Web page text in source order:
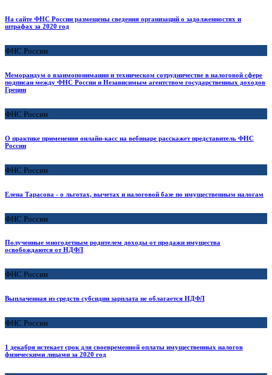
На сайте ФНС России размещены сведения организаций о задолженностях и
штрафах за 2020 год
ФНС России
Меморандум о взаимопонимании и техническом сотрудничестве в налоговой сфере
подписан между ФНС России и Независимым агентством государственных доходов
Греции
ФНС России
О практике применения онлайн-касс на вебинаре расскажет представитель ФНС
России
ФНС России
Елена Тарасова - о льготах, вычетах и налоговой базе по имущественным налогам
ФНС России
Полученные многодетным родителем доходы от продажи имущества
освобождаются от НДФЛ
ФНС России
Выплаченная из средств субсидии зарплата не облагается НДФЛ
ФНС России
1 декабря истекает срок для своевременной оплаты имущественных налогов
физическими лицами за 2020 год